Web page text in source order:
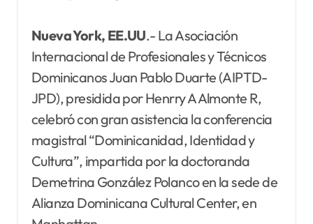
Nueva York, EE.UU.- La Asociación
Internacional de Profesionales y Técnicos
Dominicanos Juan Pablo Duarte (AIPTD-
JPD), presidida por Henrry A Almonte R,
celebró con gran asistencia la conferencia
magistral “Dominicanidad, Identidad y
Cultura”, impartida por la doctoranda
Demetrina González Polanco en la sede de
Alianza Dominicana Cultural Center, en